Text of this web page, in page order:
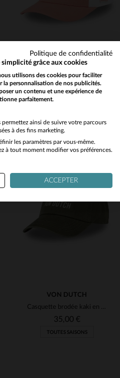
VON DUTCH
35,00 €
VON DUTCH
Casquette brodée kaki en coton
35,00 €
TOUTES SAISONS
to our English site?
Politique de confidentialité
grâce aux cookies
utilisons des cookies pour faciliter
personnalisation de nos publicités.
un contenu et une expérience de
parfaitement.
ainsi de suivre votre parcours
à des fins marketing.
les paramètres par vous-même.
à tout moment modifier vos préférences.
ACCEPTER